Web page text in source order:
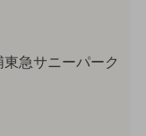
急サニーパーク